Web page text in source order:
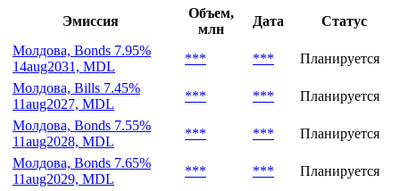
Эмиссия
Объем,
млн
Дата
Статус
Молдова, Bonds 7.95%
14aug2031, MDL
*** ***
Планируется
Молдова, Bills 7.45%
11aug2027, MDL
*** ***
Планируется
Молдова, Bonds 7.55%
11aug2028, MDL
*** ***
Планируется
Молдова, Bonds 7.65%
11aug2029, MDL
*** ***
Планируется